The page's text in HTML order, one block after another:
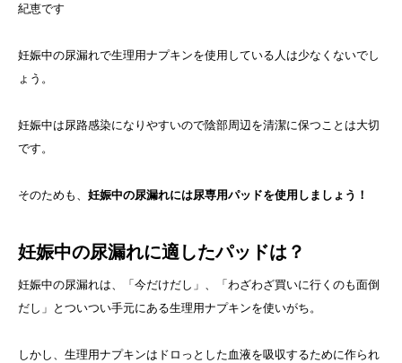
紀恵です
妊娠中の尿漏れで生理用ナプキンを使用している人は少なくないでし
ょう。
妊娠中は尿路感染になりやすいので陰部周辺を清潔に保つことは大切
です。
そのためも、 妊娠中の尿漏れには尿専用パッドを使用しましょう！
妊娠中の尿漏れに適したパッドは？
妊娠中の尿漏れは、「今だけだし」、「わざわざ買いに行くのも面倒
だし」とついつい手元にある生理用ナプキンを使いがち。
しかし、生理用ナプキンはドロっとした血液を吸収するために作られ